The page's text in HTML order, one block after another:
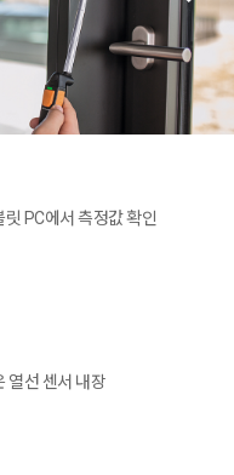
PC에서 측정값 확인
열선 센서 내장